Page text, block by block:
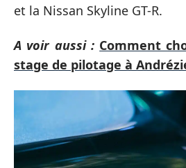
et la Nissan Skyline GT-R.
A voir aussi : Comment
stage de pilotage à